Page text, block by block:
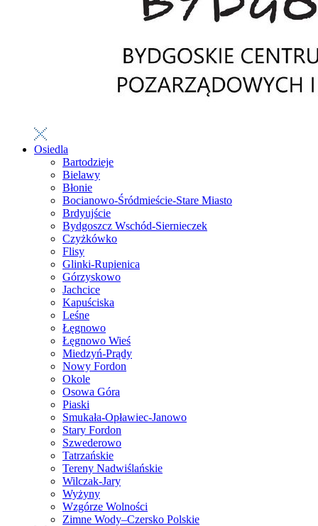
Osiedla
Bartodzieje
Bielawy
Błonie
Bocianowo-Śródmieście-Stare Miasto
Brdyujście
Bydgoszcz Wschód-Siernieczek
Czyżkówko
Flisy
Glinki-Rupienica
Górzyskowo
Jachcice
Kapuściska
Leśne
Łęgnowo
Łęgnowo Wieś
Miedzyń-Prądy
Nowy Fordon
Okole
Osowa Góra
Piaski
Smukała-Opławiec-Janowo
Stary Fordon
Szwederowo
Tatrzańskie
Tereny Nadwiślańskie
Wilczak-Jary
Wyżyny
Wzgórze Wolności
Zimne Wody–Czersko Polskie